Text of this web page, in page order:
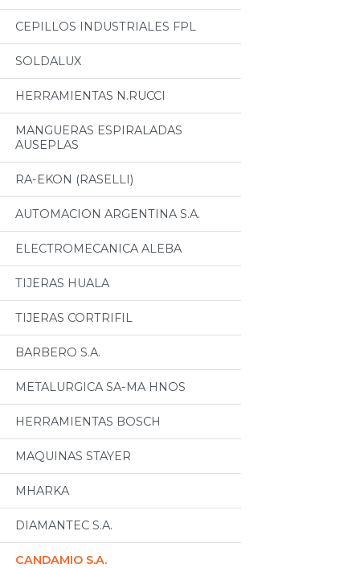
CEPILLOS INDUSTRIALES FPL
SOLDALUX
HERRAMIENTAS N.RUCCI
MANGUERAS ESPIRALADAS
AUSEPLAS
RA-EKON (RASELLI)
AUTOMACION ARGENTINA S.A.
ELECTROMECANICA ALEBA
TIJERAS HUALA
TIJERAS CORTRIFIL
BARBERO S.A.
METALURGICA SA-MA HNOS
HERRAMIENTAS BOSCH
MAQUINAS STAYER
MHARKA
DIAMANTEC S.A.
CANDAMIO S.A.